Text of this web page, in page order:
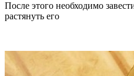
После этого необходимо
растянуть его